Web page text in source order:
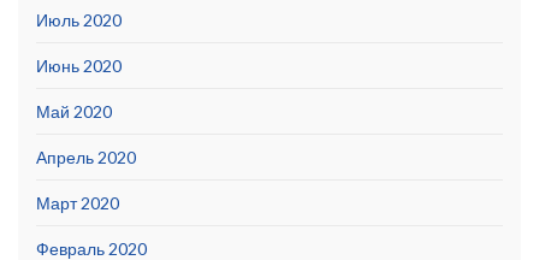
Июль 2020
Июнь 2020
Май 2020
Апрель 2020
Март 2020
Февраль 2020